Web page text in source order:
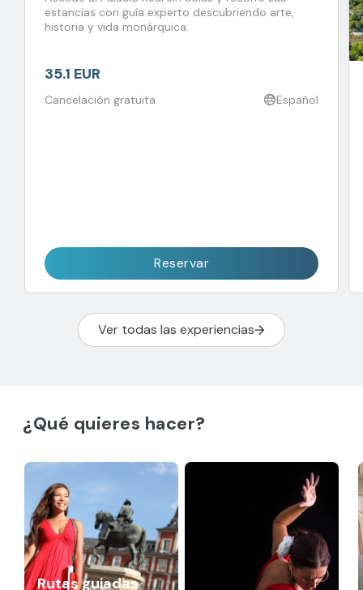
estancias con guía experto descubriendo arte,
historia y vida monárquica.
35.1 EUR
Cancelación gratuita Español
Reservar
Ver todas las experiencias
¿Qué quieres hacer?
Rutas guiadas